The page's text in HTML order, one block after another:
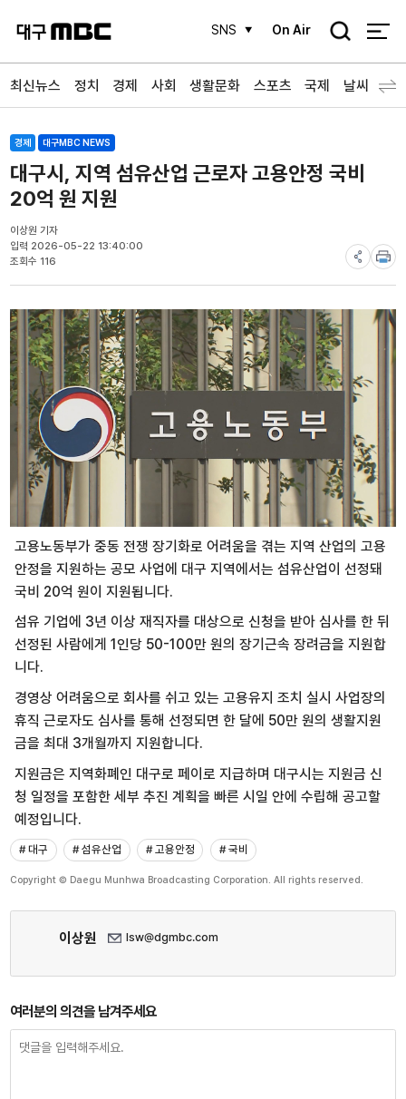
SNS On Air
검
최신뉴스 정치 경제 사회 생활문화 스포츠 국제 날씨
경제 대구MBC NEWS
대구시, 지역 섬유산업 근로자 고용안정 국비
20억 원 지원
이상원 기자
입력 2026-05-22 13:40:00
조회수 116
고용노동부가 중동 전쟁 장기화로 어려움을 겪는 지역 산업의 고용
안정을 지원하는 공모 사업에 대구 지역에서는 섬유산업이 선정돼
국비 20억 원이 지원됩니다.
섬유 기업에 3년 이상 재직자를 대상으로 신청을 받아 심사를 한 뒤
선정된 사람에게 1인당 50-100만 원의 장기근속 장려금을 지원합
니다.
경영상 어려움으로 회사를 쉬고 있는 고용유지 조치 실시 사업장의
휴직 근로자도 심사를 통해 선정되면 한 달에 50만 원의 생활지원
금을 최대 3개월까지 지원합니다.
지원금은 지역화폐인 대구로 페이로 지급하며 대구시는 지원금 신
청 일정을 포함한 세부 추진 계획을 빠른 시일 안에 수립해 공고할
예정입니다.
# 대구 # 섬유산업 # 고용안정 # 국비
Copyright © Daegu Munhwa Broadcasting Corporation. All rights reserved.
이상원 lsw@dgmbc.com
여러분의 의견을 남겨주세요